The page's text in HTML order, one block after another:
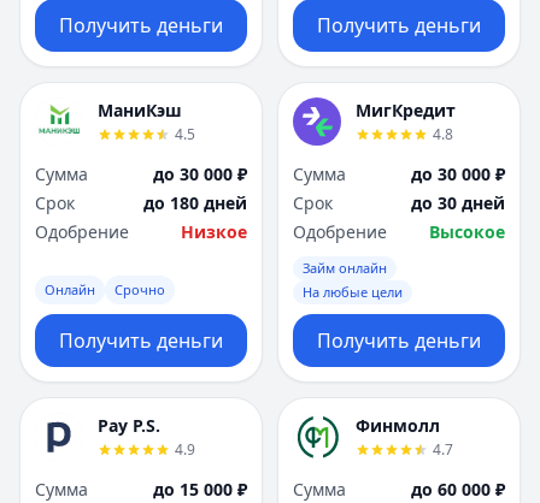
Получить деньги Получить деньги
МаниКэш
4.5
Сумма
до 30 000 ₽
Срок
до 180 дней
Одобрение
Низкое
Онлайн Срочно
Получить деньги
МигКредит
4.8
Сумма
до 30 000 ₽
Срок
до 30 дней
Одобрение
Высокое
Займ онлайн
На любые цели
Получить деньги
Pay P.S.
4.9
Сумма
до 15 000 ₽
Финмолл
4.7
Сумма
до 60 000 ₽